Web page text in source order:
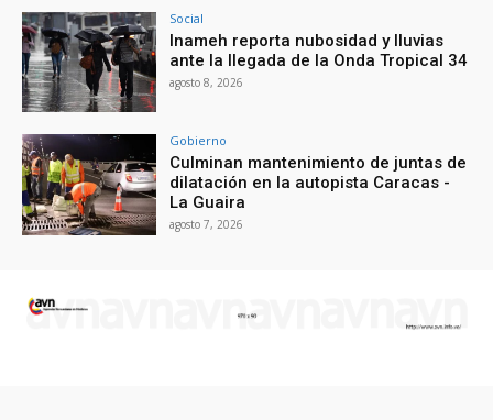
Social
Inameh reporta nubosidad y lluvias
ante la llegada de la Onda Tropical 34
agosto 8, 2026
Gobierno
Culminan mantenimiento de juntas de
dilatación en la autopista Caracas -
La Guaira
agosto 7, 2026